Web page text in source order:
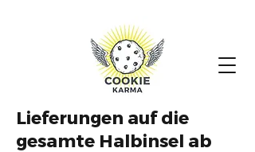
Lieferungen auf die
gesamte Halbinsel ab